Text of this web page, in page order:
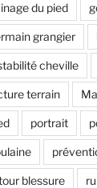
du pied
grangier
cheville
terrain
portrait
blessure